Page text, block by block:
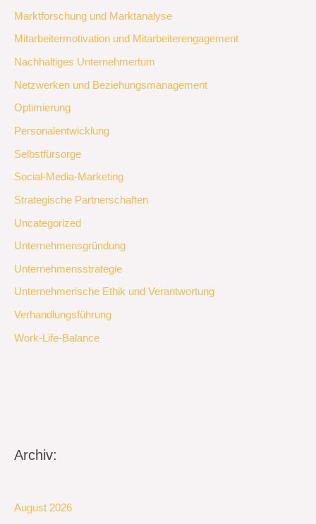
Marktforschung und Marktanalyse
Mitarbeitermotivation und Mitarbeiterengagement
Nachhaltiges Unternehmertum
Netzwerken und Beziehungsmanagement
Optimierung
Personalentwicklung
Selbstfürsorge
Social-Media-Marketing
Strategische Partnerschaften
Uncategorized
Unternehmensgründung
Unternehmensstrategie
Unternehmerische Ethik und Verantwortung
Verhandlungsführung
Work-Life-Balance
Archiv:
August 2026